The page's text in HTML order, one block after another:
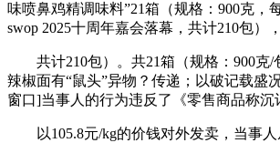
味喷鼻鸡精调味料”21箱（规格：900克，
swop 2025十周年嘉会落幕，共计210包
共计210包）。共21箱（规格：900克/
辣椒面有“鼠头”异物？传递；以破记载盛
窗口]当事人的行为违反了《零售商品称
以105.8元/kg的价钱对外发卖，当事人